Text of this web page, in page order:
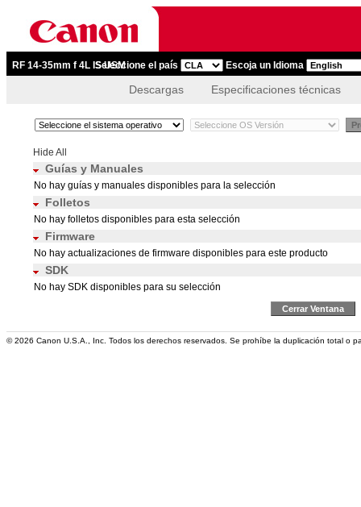
RF 14-35mm f 4L IS USMSeleccione el país Escoja un Idioma
Descargas Especificaciones técnicas
Hide All
Guías y Manuales
No hay guías y manuales disponibles para la selección
Folletos
No hay folletos disponibles para esta selección
Firmware
No hay actualizaciones de firmware disponibles para este producto
SDK
No hay SDK disponibles para su selección
Cerrar Ventana
© 2026 Canon U.S.A., Inc. Todos los derechos reservados. Se prohíbe la duplicación total o